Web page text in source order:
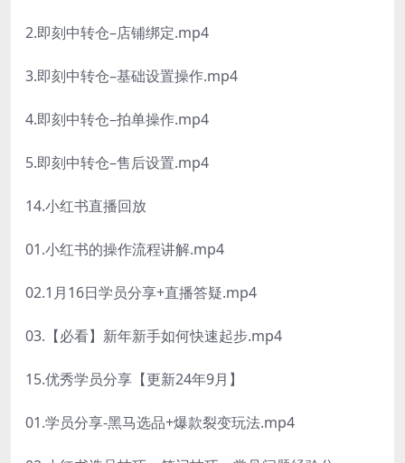
2.即刻中转仓–店铺绑定.mp4
3.即刻中转仓–基础设置操作.mp4
4.即刻中转仓–拍单操作.mp4
5.即刻中转仓–售后设置.mp4
14.小红书直播回放
01.小红书的操作流程讲解.mp4
02.1月16日学员分享+直播答疑.mp4
03.【必看】新年新手如何快速起步.mp4
15.优秀学员分享【更新24年9月】
01.学员分享-黑马选品+爆款裂变玩法.mp4